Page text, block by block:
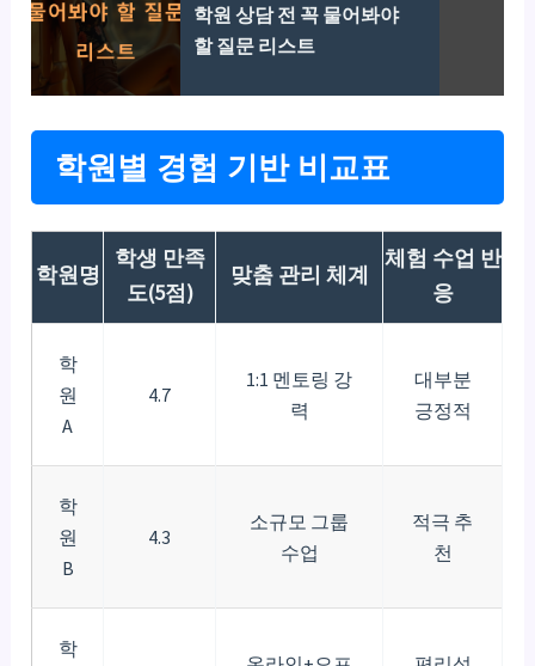
학원 상담 전 꼭 물어봐야
할 질문 리스트
학원별 경험 기반 비교표
학원명
학생 만족
도(5점)
맞춤 관리 체계
체험 수업 반
응
학
원
A
4.7
1:1 멘토링 강
력
대부분
긍정적
학
원
B
4.3
소규모 그룹
수업
적극 추
천
학